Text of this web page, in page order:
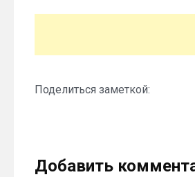
Поделиться заметкой:
Добавить